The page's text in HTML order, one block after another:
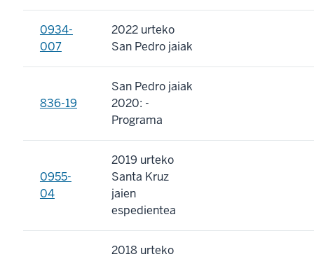
0934-
007
2022 urteko
San Pedro jaiak
836-19
San Pedro jaiak
2020: -
Programa
0955-
04
2019 urteko
Santa Kruz
jaien
espedientea
2018 urteko